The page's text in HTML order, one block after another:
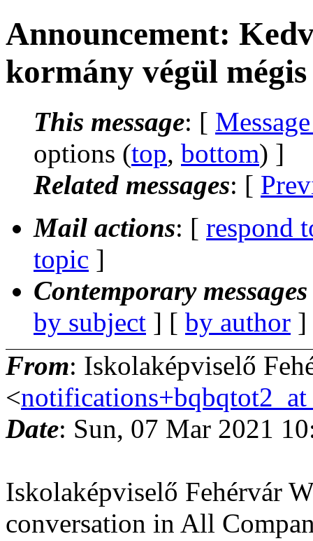
Announcement:
kormány végül
This message: [
options (top, bottom) ]
Related messages: [
Mail actions: [ respond
topic ]
Contemporary
by subject ] [ by author
From: Iskolaképviselő
<
Date: Sun, 07 Mar 2021
Iskolaképviselő Fehérvár
conversation in All